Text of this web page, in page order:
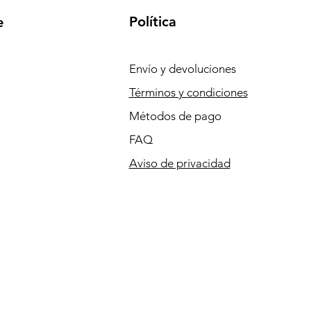
Política
Envío y devoluciones
Términos y condiciones
Métodos de pago
FAQ
Aviso de privacidad